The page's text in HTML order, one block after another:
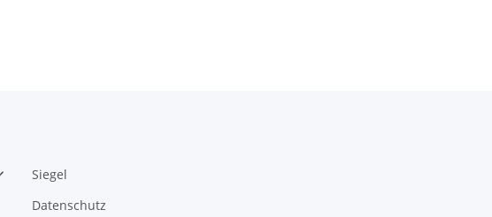
Siegel
Datenschutz